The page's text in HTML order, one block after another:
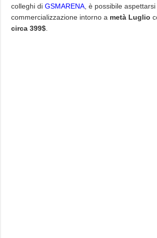
colleghi diGSMARENA, è possibile
commercializzazione intorno a metà Luglio
circa 399$.